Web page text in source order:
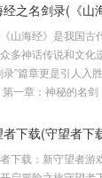
经之名剑录(《山
山海经》是我国古
多神话传说和文化
录”篇章更是引人入
一章：神秘的名剑
者下载(守望者下
下载：新守望者游